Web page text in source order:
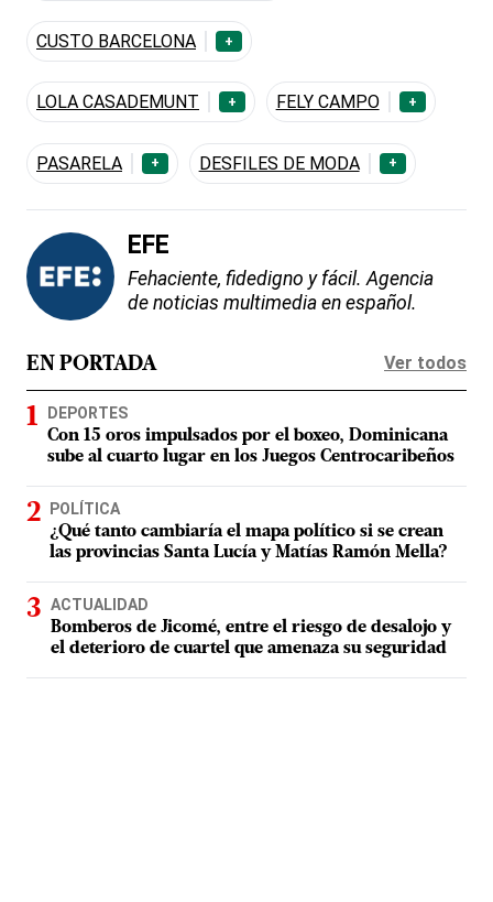
CUSTO BARCELONA +
LOLA CASADEMUNT + FELY CAMPO +
PASARELA + DESFILES DE MODA +
EFE
Fehaciente, fidedigno y fácil. Agencia
de noticias multimedia en español.
EN PORTADA Ver todos
DEPORTES
Con 15 oros impulsados por el boxeo, Dominicana
sube al cuarto lugar en los Juegos Centrocaribeños
POLÍTICA
¿Qué tanto cambiaría el mapa político si se crean
las provincias Santa Lucía y Matías Ramón Mella?
ACTUALIDAD
Bomberos de Jicomé, entre el riesgo de desalojo y
el deterioro de cuartel que amenaza su seguridad